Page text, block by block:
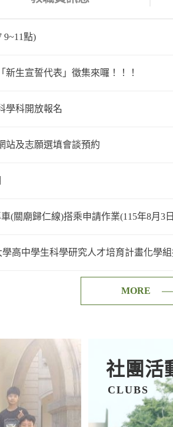
9~11點)
新生宣誓代表」徵集來囉！！！
學科開放報名
站及志願選填會談預約
(關廟歸仁線)搭乘申請作業(115年8月3
高中學生科學研究人才培育計畫化學組
MORE
社團活
CLUBS